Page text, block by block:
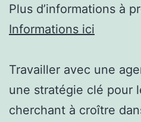
Plus d’informations à
Informations ici
Travailler avec une
une stratégie clé pour
cherchant à croître